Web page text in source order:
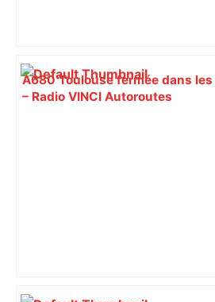
A680 Toulouse fermée dans
– Radio VINCI Autoroutes